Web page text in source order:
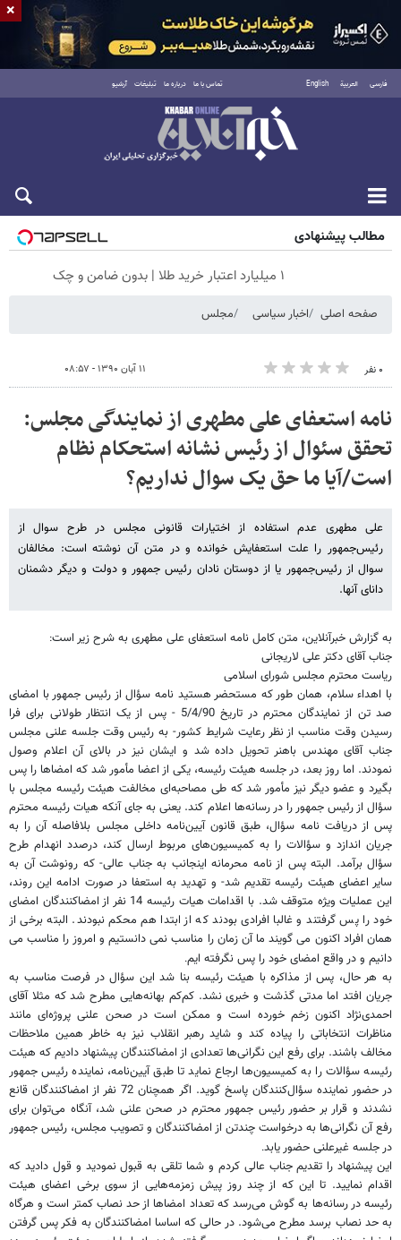
فارسی العربية English تماس با ما درباره ما تبلیغات آرشیو
پنجشنبه ۱۵ مرداد ۱۴۰۵
مطالب پیشنهادی
۱ میلیارد اعتبار خرید طلا | بدون ضامن و چک
صفحه اصلی اخبار سیاسی مجلس
۰ نفر ۱۱ آبان ۱۳۹۰ - ۰۸:۵۷
نامه استعفای علی مطهری از نمایندگی مجلس:
تحقق سئوال از رئیس نشانه استحکام نظام
است/آیا ما حق یک سوال نداریم؟
علی مطهری عدم استفاده از اختیارات قانونی مجلس در طرح سوال از
رئیس‌جمهور را علت استعفایش خوانده و در متن آن نوشته است: مخالفان
سوال از رئیس‌جمهور یا از دوستان نادان رئیس جمهور و دولت و دیگر دشمنان
دانای آنها.
به گزارش خبرآنلاین، متن کامل نامه استعفای علی مطهری به شرح زیر است:
جناب آقای دکتر علی لاریجانی
ریاست محترم مجلس شورای اسلامی
با اهداء سلام، همان طور که مستحضر هستید نامه سؤال از رئیس جمهور با امضای
صد تن از نمایندگان محترم در تاریخ 5/4/90 - پس از یک انتظار طولانی برای فرا
رسیدن وقت مناسب از نظر رعایت شرایط کشور- به رئیس وقت جلسه علنی مجلس
جناب آقای مهندس باهنر تحویل داده شد و ایشان نیز در بالای آن اعلام وصول
نمودند. اما روز بعد، در جلسه هیئت رئیسه، یکی از اعضا مأمور شد که امضاها را پس
بگیرد و عضو دیگر نیز مأمور شد که طی مصاحبه‌ای مخالفت هیئت رئیسه مجلس با
سؤال از رئیس جمهور را در رسانه‌ها اعلام کند. یعنی به جای آنکه هیات رئیسه محترم
پس از دریافت نامه سؤال، طبق قانون آیین‌نامه داخلی مجلس بلافاصله آن را به
جریان اندازد و سؤالات را به کمیسیون‌های مربوط ارسال کند، درصدد انهدام طرح
سؤال برآمد. البته پس از نامه محرمانه اینجانب به جناب عالی- که رونوشت آن به
سایر اعضای هیئت رئیسه تقدیم شد- و تهدید به استعفا در صورت ادامه این روند،
این عملیات ویژه متوقف شد. با اقدامات هیات رئیسه 14 نفر از امضاکنندگان امضای
خود را پس گرفتند و غالبا افرادی بودند که از ابتدا هم محکم نبودند. البته برخی از
همان افراد اکنون می گویند ما آن زمان را مناسب نمی دانستیم و امروز را مناسب می
دانیم و در واقع امضای خود را پس نگرفته ایم
به هر حال، پس از مذاکره با هیئت رئیسه بنا شد این سؤال در فرصت مناسب به
جریان افتد اما مدتی گذشت و خبری نشد. کم‌کم بهانه‌هایی مطرح شد که مثلا آقای
احمدی‌نژاد اکنون زخم خورده است و ممکن است در صحن علنی پروژه‌ای مانند
مناظرات انتخاباتی را پیاده کند و شاید رهبر انقلاب نیز به خاطر همین ملاحظات
مخالف باشند. برای رفع این نگرانی‌ها تعدادی از امضاکنندگان پیشنهاد دادیم که هیئت
رئیسه سؤالات را به کمیسیون‌ها ارجاع نماید تا طبق آیین‌نامه، نماینده رئیس جمهور
در حضور نماینده سؤال‌کنندگان پاسخ گوید. اگر همچنان 72 نفر از امضاکنندگان قانع
نشدند و قرار بر حضور رئیس جمهور محترم در صحن علنی شد، آنگاه می‌توان برای
رفع آن نگرانی‌ها به درخواست چندتن از امضاکنندگان و تصویب مجلس، رئیس جمهور
در جلسه غیرعلنی حضور یابد
این پیشنهاد را تقدیم جناب عالی کردم و شما تلقی به قبول نمودید و قول دادید که
اقدام نمایید. تا این که از چند روز پیش زمزمه‌هایی از سوی برخی اعضای هیئت
رئیسه در رسانه‌ها به گوش می‌رسد که تعداد امضاها از حد نصاب کمتر است و هرگاه
به حد نصاب برسد مطرح می‌شود. در حالی که اساسا امضاکنندگان به فکر پس گرفتن
×